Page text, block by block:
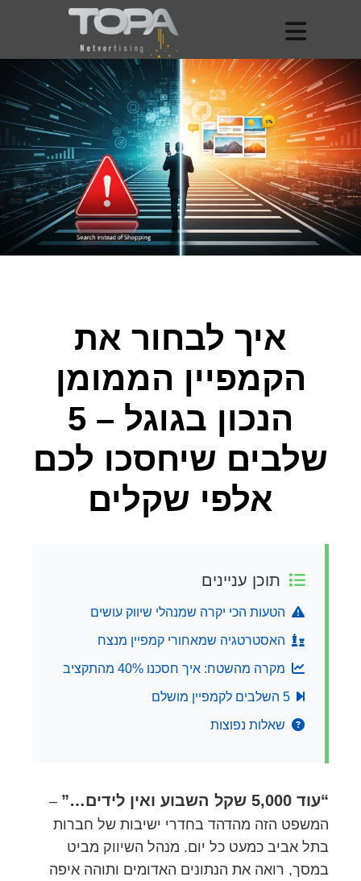
איך לבחור את
הקמפיין הממומן
הנכון בגוגל – 5
שלבים שיחסכו לכם
אלפי שקלים
תוכן עניינים
הטעות הכי יקרה שמנהלי שיווק עושים
האסטרטגיה שמאחורי קמפיין מנצח
מקרה מהשטח: איך חסכנו 40% מהתקציב
5 השלבים לקמפיין מושלם
שאלות נפוצות
“עוד 5,000 שקל השבוע ואין לידים…”
–
המשפט הזה מהדהד בחדרי ישיבות של חברות
בתל אביב כמעט כל יום. מנהל השיווק מביט
במסך, רואה את הנתונים האדומים ותוהה איפה